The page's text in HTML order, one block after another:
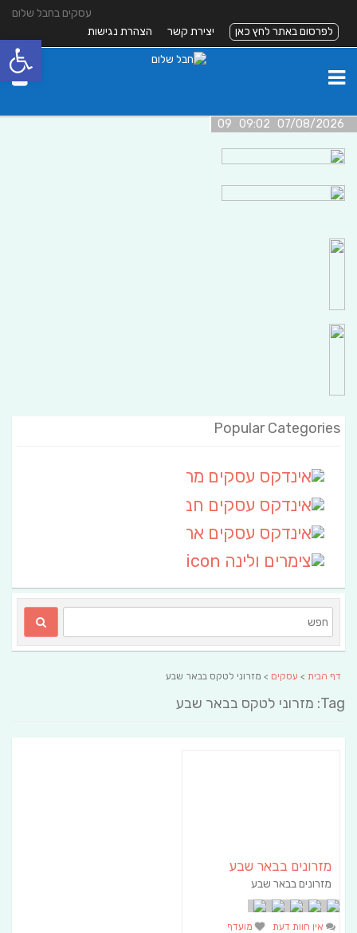
עסקים בחבל שלום
לפרסום באתר לחץ כאן
יצירת קשר הצהרת נגישות
07/08/2026 09:02 09
Popular Categories
דף הבית > עסקים > מזרוני לטקס בבאר שבע
Tag: מזרוני לטקס בבאר שבע
מזרונים בבאר שבע
מזרונים בבאר שבע
אין חוות דעת מועדף
פתח